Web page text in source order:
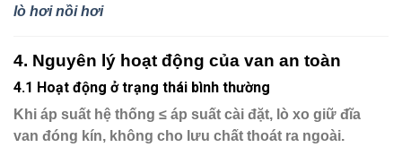
lò hơi nồi hơi
4. Nguyên lý hoạt động của van an toàn
4.1 Hoạt động ở trạng thái bình thường
Khi áp suất hệ thống ≤ áp suất cài đặt, lò xo giữ đĩa
van đóng kín, không cho lưu chất thoát ra ngoài.